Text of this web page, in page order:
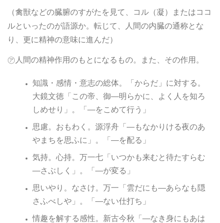
（禽獣などの臓腑のすがたを見て、コル（凝）またはココ
ルといったのが語源か。転じて、人間の内臓の通称とな
り、更に精神の意味に進んだ）
㋐人間の精神作用のもとになるもの。また、その作用。
知識・感情・意志の総体。「からだ」に対する。
大鏡文徳「この帝、御―明らかに、よく人を知ろ
しめせり」。「―をこめて行う」
思慮。おもわく。源浮舟「―もなかりける夜のあ
やまちを思ふに」。「―を配る」
気持。心持。万一七「いつかも来むと待たすらむ
―さぶしく」。「―が変る」
思いやり。なさけ。万一「雲だにも―あらなも隠
さふべしや」。「―ない仕打ち」
情趣を解する感性。新古今秋「―なき身にもあは